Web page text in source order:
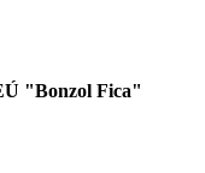
"Bonzol Fica"